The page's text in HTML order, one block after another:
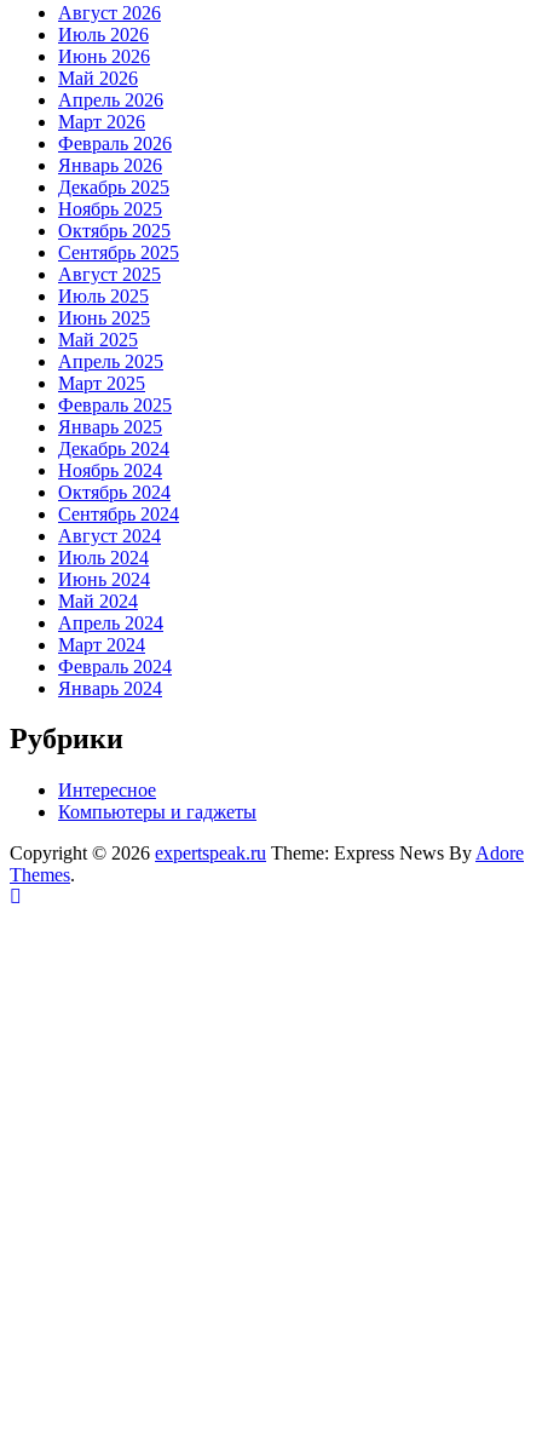
Август 2026
Июль 2026
Июнь 2026
Май 2026
Апрель 2026
Март 2026
Февраль 2026
Январь 2026
Декабрь 2025
Ноябрь 2025
Октябрь 2025
Сентябрь 2025
Август 2025
Июль 2025
Июнь 2025
Май 2025
Апрель 2025
Март 2025
Февраль 2025
Январь 2025
Декабрь 2024
Ноябрь 2024
Октябрь 2024
Сентябрь 2024
Август 2024
Июль 2024
Июнь 2024
Май 2024
Апрель 2024
Март 2024
Февраль 2024
Январь 2024
Рубрики
Интересное
Компьютеры и гаджеты
Copyright © 2026 expertspeak.ru Theme: Express News By Adore
Themes.